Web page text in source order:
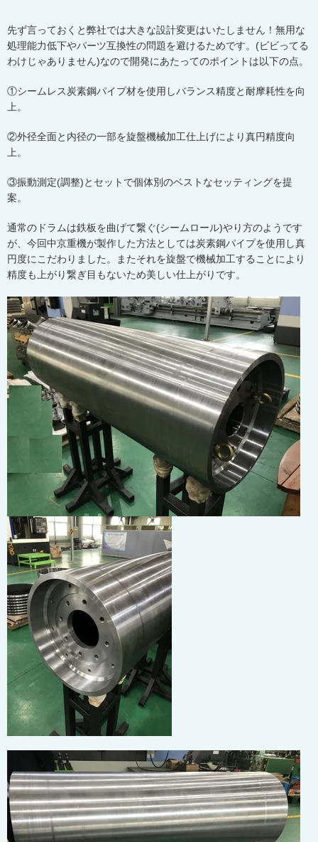
先ず言っておくと弊社では大きな設計変更はいたしません！無用な
処理能力低下やパーツ互換性の問題を避けるためです。(ビビってる
わけじゃありません)なので開発にあたってのポイントは以下の点。
①シームレス炭素鋼パイプ材を使用しバランス精度と耐摩耗性を向
上。
②外径全面と内径の一部を旋盤機械加工仕上げにより真円精度向
上。
③振動測定(調整)とセットで個体別のベストなセッティングを提
案。
通常のドラムは鉄板を曲げて繋ぐ(シームロール)やり方のようです
が、今回中京重機が製作した方法としては炭素鋼パイプを使用し真
円度にこだわりました。またそれを旋盤で機械加工することにより
精度も上がり繋ぎ目もないため美しい仕上がりです。